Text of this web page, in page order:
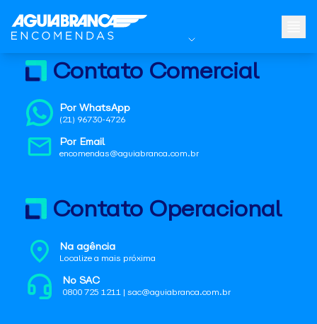
Contato Comercial
Por WhatsApp
(21) 96730-4726
Por Email
encomendas@aguiabranca.com.br
Contato Operacional
Na agência
Localize a mais próxima
No SAC
0800 725 1211 | sac@aguiabranca.com.br